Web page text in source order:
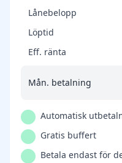
Lånebelopp
Löptid
Eff. ränta
Mån. betalning
Automatisk
Gratis buffert
Betala endast för